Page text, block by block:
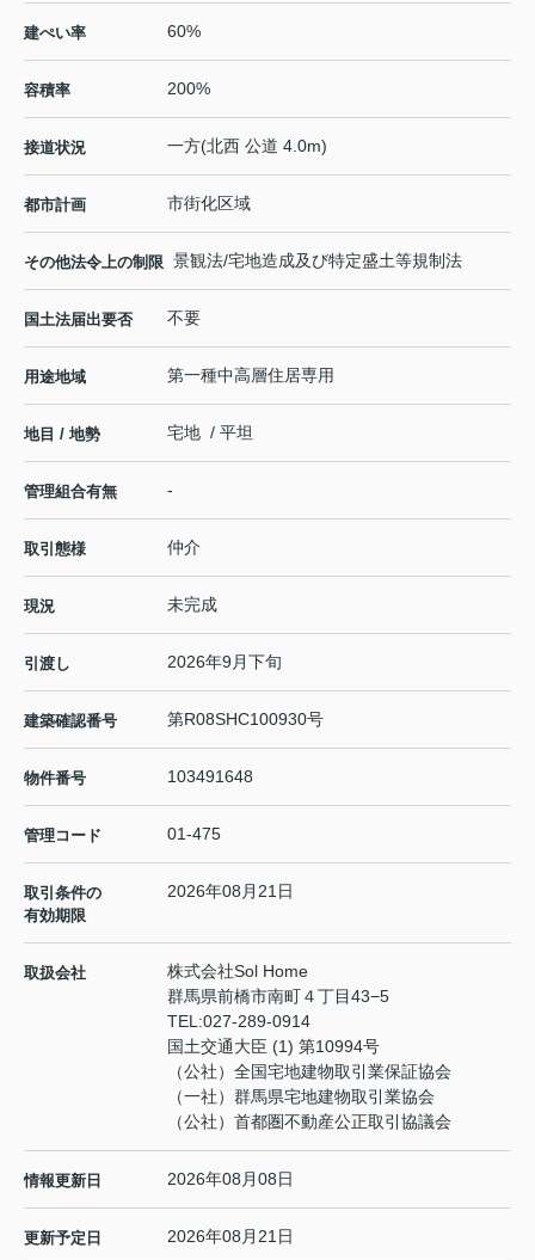
建ぺい率 60%
容積率 200%
接道状況 一方(北西 公道 4.0m)
都市計画 市街化区域
その他法令上の制限 景観法/宅地造成及び特定盛土等規制法
国土法届出要否 不要
用途地域 第一種中高層住居専用
地目 / 地勢 宅地 / 平坦
管理組合有無 -
取引態様 仲介
現況 未完成
引渡し 2026年9月下旬
建築確認番号 第R08SHC100930号
物件番号 103491648
管理コード 01-475
取引条件の
有効期限
2026年08月21日
取扱会社
株式会社Sol Home
群馬県前橋市南町４丁目43−5
TEL:027-289-0914
国土交通大臣 (1) 第10994号
（公社）全国宅地建物取引業保証協会
（一社）群馬県宅地建物取引業協会
（公社）首都圏不動産公正取引協議会
情報更新日 2026年08月08日
更新予定日 2026年08月21日